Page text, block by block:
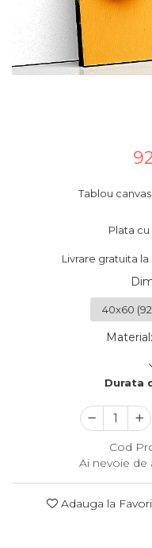
Tablouri canvas
Tablou
Plata
Livrare gratuita
Material:
Durata
Cod
Ai nevoie de
Adauga la